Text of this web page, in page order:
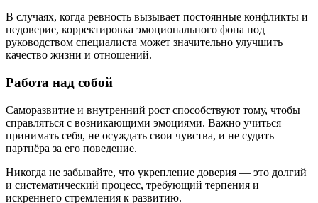
В случаях, когда ревность вызывает постоянные конфликты и
недоверие, корректировка эмоционального фона под
руководством специалиста может значительно улучшить
качество жизни и отношений.
Работа над собой
Саморазвитие и внутренний рост способствуют тому, чтобы
справляться с возникающими эмоциями. Важно учиться
принимать себя, не осуждать свои чувства, и не судить
партнёра за его поведение.
Никогда не забывайте, что укрепление доверия — это долгий
и систематический процесс, требующий терпения и
искреннего стремления к развитию.